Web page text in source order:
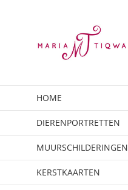
HOME
DIERENPORTRETTEN
MUURSCHILDERINGEN
KERSTKAARTEN